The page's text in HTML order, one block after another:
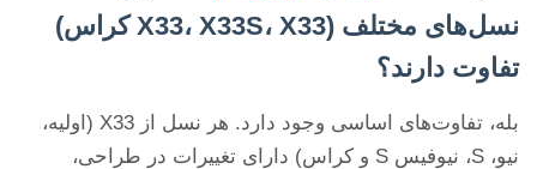
نسل‌های مختلف (X33، X33S، X33 کراس)
تفاوت دارند؟
بله، تفاوت‌های اساسی وجود دارد. هر نسل از X33 (اولیه،
نیو، S، نیوفیس S و کراس) دارای تغییرات در طراحی،